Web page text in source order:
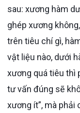
sau: xương hàm
ghép xương
trên tiêu chí gì,
vật liệu nào, dưới
xương quá tiêu thì
tư vấn đúng sẽ
xương ít”, mà